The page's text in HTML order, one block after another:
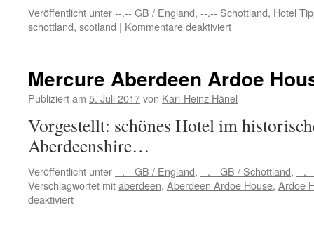
Veröffentlicht unter--.-- GB / England, --.-- Schottland, Hotel
schottland, scotland | Kommentare deaktiviertfür
Pittodrie
House
Schottland
Mercure Aberdeen Ardoe
Publiziert am 5. Juli 2017von Karl-Heinz Hänel
Vorgestellt: schönes Hotel im
Aberdeenshire…
Veröffentlicht unter--.-- GB / England, --.-- GB / Schottland, --
Verschlagwortet mitaberdeen, Aberdeen Ardoe House, Ardoe
deaktiviertfür